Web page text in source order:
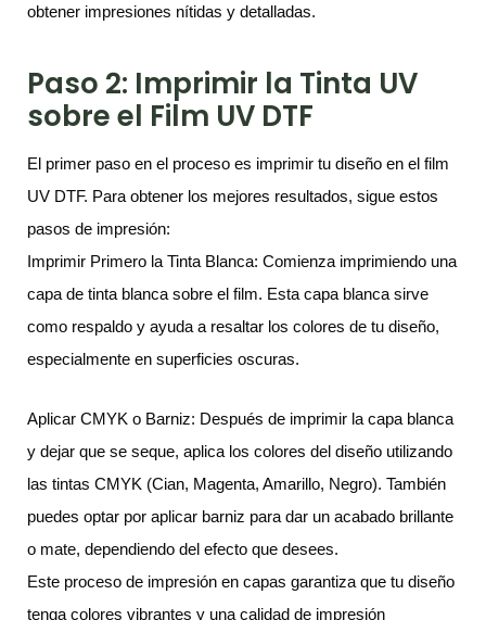
obtener impresiones nítidas y detalladas.
Paso 2: Imprimir la Tinta UV
sobre el Film UV DTF
El primer paso en el proceso es imprimir tu diseño en el film
UV DTF. Para obtener los mejores resultados, sigue estos
pasos de impresión:
Imprimir Primero la Tinta Blanca: Comienza imprimiendo una
capa de tinta blanca sobre el film. Esta capa blanca sirve
como respaldo y ayuda a resaltar los colores de tu diseño,
especialmente en superficies oscuras.
Aplicar CMYK o Barniz: Después de imprimir la capa blanca
y dejar que se seque, aplica los colores del diseño utilizando
las tintas CMYK (Cian, Magenta, Amarillo, Negro). También
puedes optar por aplicar barniz para dar un acabado brillante
o mate, dependiendo del efecto que desees.
Este proceso de impresión en capas garantiza que tu diseño
tenga colores vibrantes y una calidad de impresión